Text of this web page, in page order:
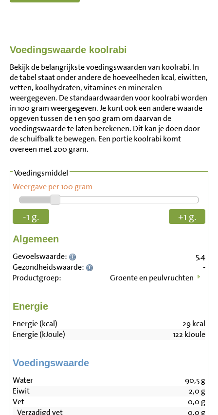
Voedingswaarde koolrabi
Bekijk de belangrijkste voedingswaarden van koolrabi. In
de tabel staat onder andere de hoeveelheden kcal, eiwitten,
vetten, koolhydraten, vitamines en mineralen
weergegeven. De standaardwaarden voor koolrabi worden
in 100 gram weergegeven. Je kunt ook een andere waarde
opgeven tussen de 1 en 500 gram om daarvan de
voedingswaarde te laten berekenen. Dit kan je doen door
de schuifbalk te bewegen. Een portie koolrabi komt
overeen met 200 gram.
Voedingsmiddel
Weergave per 100 gram
-1 g. +1 g.
Algemeen
Gevoelswaarde:
5,4
Gezondheidswaarde:
-
Productgroep:
Groente en peulvruchten
Energie
Energie (kcal) 29kcal
Energie (kJoule)
122 kJoule
Voedingswaarde
Water 90,5g
Eiwit
2,0 g
Vet
0,0 g
Verzadigd vet
0,0 g